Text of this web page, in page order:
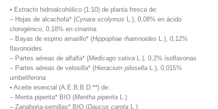
• Extracto hidroalcohólico (1:10) de planta fresca de:
– Hojas de alcachofa* (Cynara scolymus L.), 0,08% en ácido
clorogénico, 0,18% en cinarina
– Bayas de espino amarillo* (Hippophae rhamnoides L.), 0,12%
flavonoides
– Partes aéreas de alfalfa* (Medicago sativa L.), 0,2% isoflavonas
– Partes aéreas de velosilla* (Hieracium pilosella L.), 0,015%
umbeliferona
• Aceite esencial (A.E.B.B.D.**) de:
– Menta piperita* BIO (Mentha piperita L.)
– Zanahoria-semillas* BIO (Daucus carota L.)